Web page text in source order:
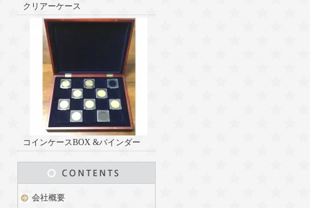
クリアーケース
コインケースBOX &バインダー
会社概要